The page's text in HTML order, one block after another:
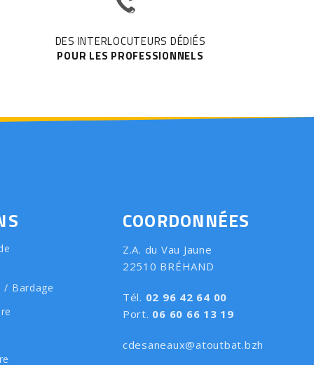
DES INTERLOCUTEURS DÉDIÉS
POUR LES PROFESSIONNELS
/ Bardage
COORDONNÉES
Z.A. du Vau Jaune
22510 BRÉHAND
Tél. 02 96 42 64 00
Port. 06 60 66 13 19
cdesaneaux@atoutbat.bzh